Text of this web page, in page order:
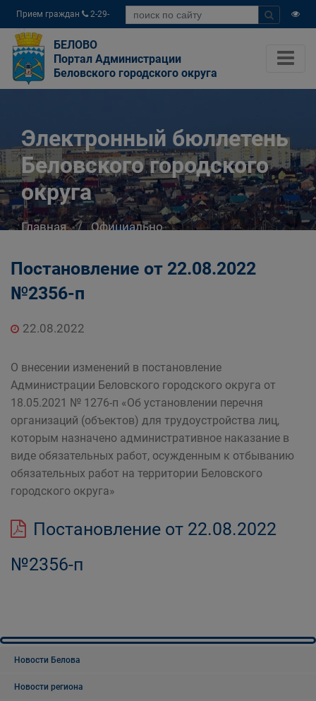
Прием граждан
2-29-
04
БЕЛОВО
Портал Администрации
Беловского городского округа
Электронный бюллетень
Беловского городского
округа
Главная
Официально
Постановление от 22.08.2022
№2356-п
22.08.2022
О внесении изменений в постановление
Администрации Беловского городского округа от
18.05.2021 № 1276-п «Об установлении перечня
организаций (объектов) для трудоустройства лиц,
которым назначено административное наказание в
виде обязательных работ, осужденным к отбыванию
обязательных работ на территории Беловского
городского округа»
Постановление от 22.08.2022
№2356-п
Новости Белова
Новости региона